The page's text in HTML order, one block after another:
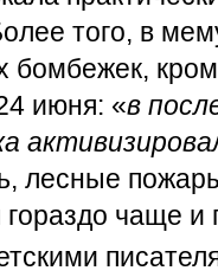
того, в
бомбежек,
июня: «в
лесные
чаще и